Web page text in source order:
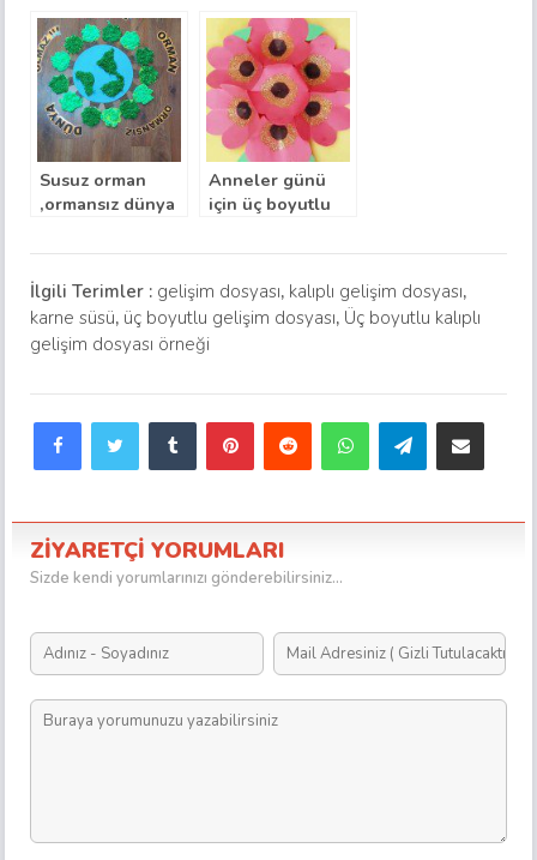
saat öğretimi
oyuncağı
Susuz orman
,ormansız dünya
Anneler günü
için üç boyutlu
kalıbı
İlgili Terimler : gelişim dosyası, kalıplı gelişim dosyası,
karne süsü, üç boyutlu gelişim dosyası, Üç boyutlu kalıplı
gelişim dosyası örneği
FacebookTwitter Tumblr PinterestReddit WhatsAppTelegram
ZİYARETÇİ YORUMLARI
Sizde kendi yorumlarınızı gönderebilirsiniz...